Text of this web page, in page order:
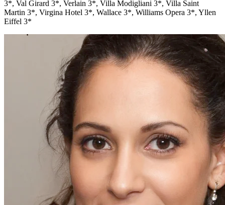
3*, Val Girard 3*, Verlain 3*, Villa Modigliani 3*, Villa Saint
Martin 3*, Virgina Hotel 3*, Wallace 3*, Williams Opera 3*, Yllen
Eiffel 3*